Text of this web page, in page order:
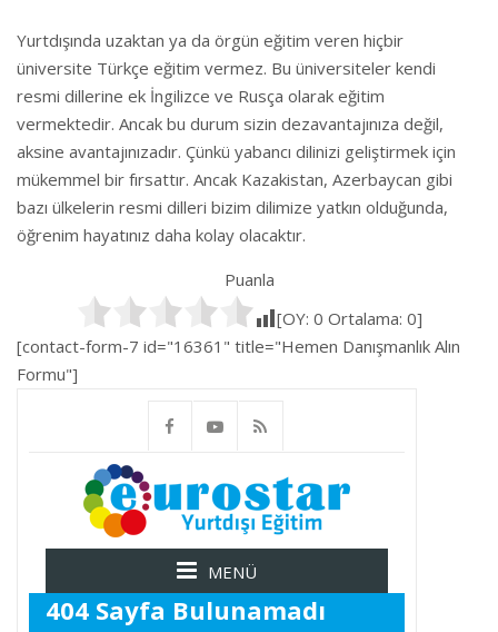
Yurtdışında uzaktan ya da örgün eğitim veren hiçbir
üniversite Türkçe eğitim vermez. Bu üniversiteler kendi
resmi dillerine ek İngilizce ve Rusça olarak eğitim
vermektedir. Ancak bu durum sizin dezavantajınıza değil,
aksine avantajınızadır. Çünkü yabancı dilinizi geliştirmek için
mükemmel bir fırsattır. Ancak Kazakistan, Azerbaycan gibi
bazı ülkelerin resmi dilleri bizim dilimize yatkın olduğunda,
öğrenim hayatınız daha kolay olacaktır.
Puanla
[OY: 0 Ortalama: 0]
[contact-form-7 id="16361" title="Hemen Danışmanlık Alın
Formu"]